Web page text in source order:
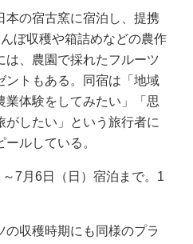
の宿古窯に宿泊し、提携
ぼ収穫や箱詰めなどの農作
は、農園で採れたフルーツ
ントもある。同宿は「地域
業体験をしてみたい」「思
がしたい」という旅行者に
ルしている。
7月6日（日）宿泊まで。1
収穫時期にも同様のプラ